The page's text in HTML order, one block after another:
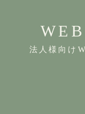
法人様向け